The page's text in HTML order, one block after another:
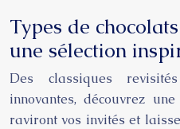
Types de
une sélection
Des classiques
innovantes, découvrez
raviront vos invités et